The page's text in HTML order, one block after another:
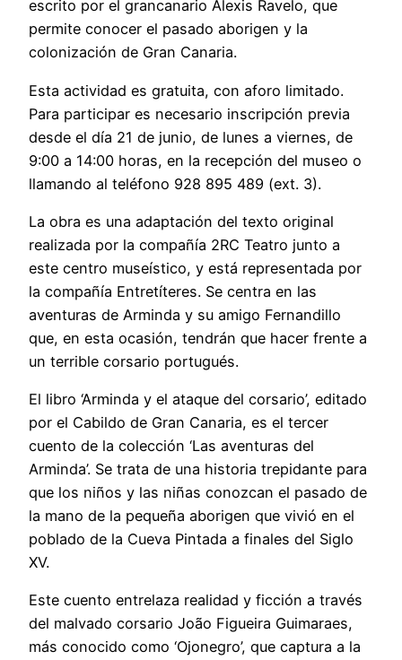
escrito por el grancanario Alexis Ravelo, que
permite conocer el pasado aborigen y la
colonización de Gran Canaria.
Esta actividad es gratuita, con aforo limitado.
Para participar es necesario inscripción previa
desde el día 21 de junio, de lunes a viernes, de
9:00 a 14:00 horas, en la recepción del museo o
llamando al teléfono 928 895 489 (ext. 3).
La obra es una adaptación del texto original
realizada por la compañía 2RC Teatro junto a
este centro museístico, y está representada por
la compañía Entretíteres. Se centra en las
aventuras de Arminda y su amigo Fernandillo
que, en esta ocasión, tendrán que hacer frente a
un terrible corsario portugués.
El libro ‘Arminda y el ataque del corsario’, editado
por el Cabildo de Gran Canaria, es el tercer
cuento de la colección ‘Las aventuras del
Arminda’. Se trata de una historia trepidante para
que los niños y las niñas conozcan el pasado de
la mano de la pequeña aborigen que vivió en el
poblado de la Cueva Pintada a finales del Siglo
XV.
Este cuento entrelaza realidad y ficción a través
del malvado corsario João Figueira Guimaraes,
más conocido como ‘Ojonegro’, que captura a la